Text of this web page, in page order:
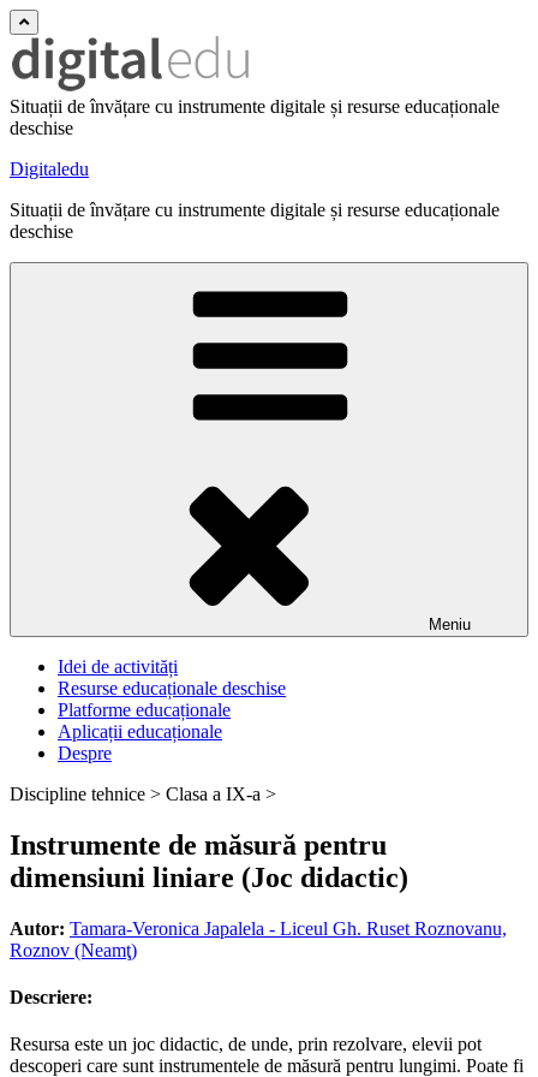
Situații de învățare cu instrumente digitale și resurse educaționale
deschise
Digitaledu
Situații de învățare cu instrumente digitale și resurse educaționale
deschise
Meniu
Idei de activități
Resurse educaționale deschise
Platforme educaționale
Aplicații educaționale
Despre
Discipline tehnice > Clasa a IX-a >
Instrumente de măsură pentru
dimensiuni liniare (Joc didactic)
Autor: Tamara-Veronica Japalela - Liceul Gh. Ruset Roznovanu,
Roznov (Neamţ)
Descriere:
Resursa este un joc didactic, de unde, prin rezolvare, elevii pot
descoperi care sunt instrumentele de măsură pentru lungimi. Poate fi